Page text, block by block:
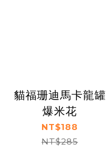
貓福珊迪馬卡龍罐
爆米花
NT$188
NT$285